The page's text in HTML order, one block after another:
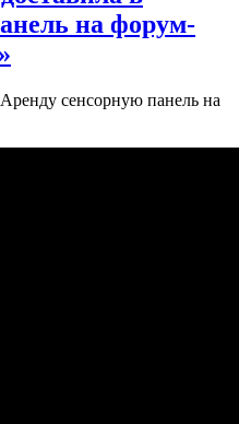
на форум-
сенсорную панель на